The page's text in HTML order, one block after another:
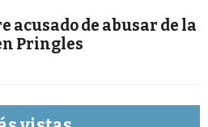
acusado de abusar de la
Pringles